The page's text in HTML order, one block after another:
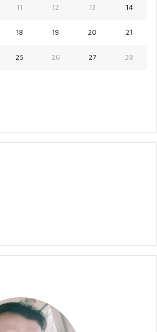
11 12 13
14
18 19 20
21
25 26 27
28